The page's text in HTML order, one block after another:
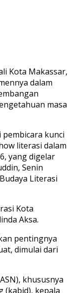
Kota Makassar,
dalam
masa
kunci
literasi dalam
yang digelar
Senin
Literasi
Kota
Aksa.
pentingnya
dimulai dari
khususnya
(kabid), kepala